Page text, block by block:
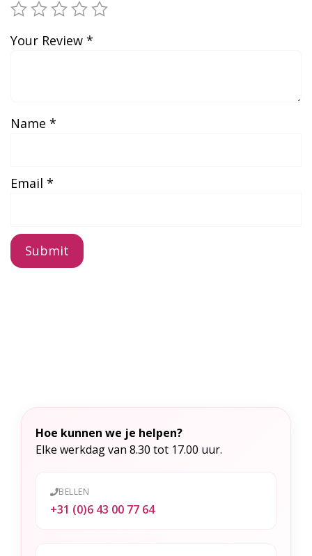
Your Review *
Name *
Email *
Hoe kunnen we je helpen?
Elke werkdag van 8.30 tot 17.00 uur.
BELLEN
+31 (0)6 43 00 77 64